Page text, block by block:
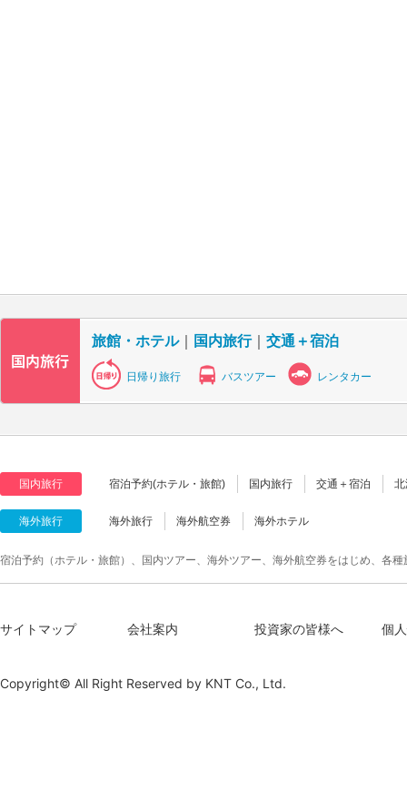
旅館・ホテル｜ 国内旅行｜ 交通＋宿泊
日帰り旅行 バスツアー レンタカー
国内旅行 宿泊予約(ホテル・旅館) 国内旅行 交通＋宿泊
海外旅行 海外旅行 海外航空券 海外ホテル
宿泊予約（ホテル・旅館）、国内ツアー、海外ツアー、海外航空券をはじめ、各
サイトマップ 会社案内 投資家の皆様へ 個
Copyright© All Right Reserved by KNT Co., Ltd.